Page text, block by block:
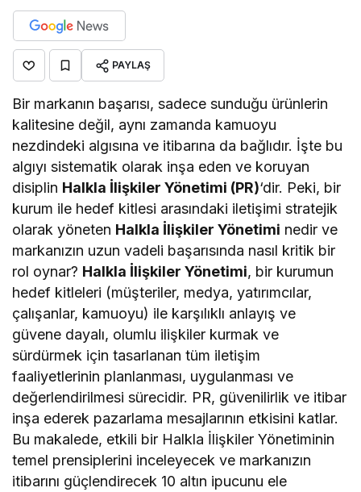
PAYLAŞ
Bir markanın başarısı, sadece sunduğu ürünlerin
kalitesine değil, aynı zamanda kamuoyu
nezdindeki algısına ve itibarına da bağlıdır. İşte bu
algıyı sistematik olarak inşa eden ve koruyan
disiplin Halkla İlişkiler Yönetimi (PR)‘dir. Peki, bir
kurum ile hedef kitlesi arasındaki iletişimi stratejik
olarak yöneten Halkla İlişkiler Yönetimi nedir ve
markanızın uzun vadeli başarısında nasıl kritik bir
rol oynar? Halkla İlişkiler Yönetimi, bir kurumun
hedef kitleleri (müşteriler, medya, yatırımcılar,
çalışanlar, kamuoyu) ile karşılıklı anlayış ve
güvene dayalı, olumlu ilişkiler kurmak ve
sürdürmek için tasarlanan tüm iletişim
faaliyetlerinin planlanması, uygulanması ve
değerlendirilmesi sürecidir. PR, güvenilirlik ve itibar
inşa ederek pazarlama mesajlarının etkisini katlar.
Bu makalede, etkili bir Halkla İlişkiler Yönetiminin
temel prensiplerini inceleyecek ve markanızın
itibarını güçlendirecek 10 altın ipucunu ele